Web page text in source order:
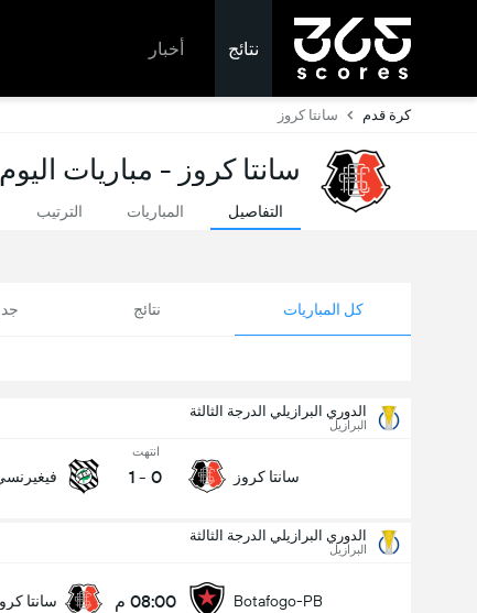
نتائج أخبار
كرة قدم سانتا كروز
سانتا كروز - مباريات
التفاصيل المباريات الترتيب
كل المباريات نتائج
الدوري البرازيلي الدرجة الثالثة
البرازيل
سانتا كروز
انتهت
0
-
1
الدوري البرازيلي الدرجة الثالثة
البرازيل
Botafogo-PB 08:00 م سانتا